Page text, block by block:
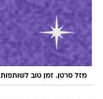
מזל סרטן. זמן טוב לשותפות